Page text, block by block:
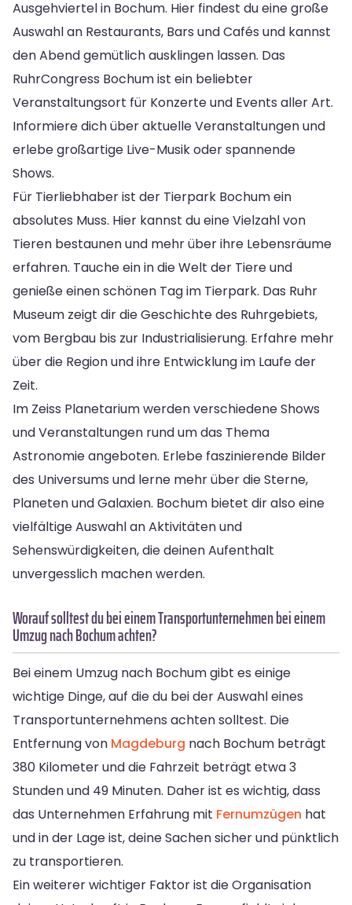
Ausgehviertel in Bochum. Hier findest du eine große
Auswahl an Restaurants, Bars und Cafés und kannst
den Abend gemütlich ausklingen lassen. Das
RuhrCongress Bochum ist ein beliebter
Veranstaltungsort für Konzerte und Events aller Art.
Informiere dich über aktuelle Veranstaltungen und
erlebe großartige Live-Musik oder spannende
Shows.
Für Tierliebhaber ist der Tierpark Bochum ein
absolutes Muss. Hier kannst du eine Vielzahl von
Tieren bestaunen und mehr über ihre Lebensräume
erfahren. Tauche ein in die Welt der Tiere und
genieße einen schönen Tag im Tierpark. Das Ruhr
Museum zeigt dir die Geschichte des Ruhrgebiets,
vom Bergbau bis zur Industrialisierung. Erfahre mehr
über die Region und ihre Entwicklung im Laufe der
Zeit.
Im Zeiss Planetarium werden verschiedene Shows
und Veranstaltungen rund um das Thema
Astronomie angeboten. Erlebe faszinierende Bilder
des Universums und lerne mehr über die Sterne,
Planeten und Galaxien. Bochum bietet dir also eine
vielfältige Auswahl an Aktivitäten und
Sehenswürdigkeiten, die deinen Aufenthalt
unvergesslich machen werden.
Worauf solltest du bei einem Transportunternehmen bei einem
Umzug nach Bochum achten?
Bei einem Umzug nach Bochum gibt es einige
wichtige Dinge, auf die du bei der Auswahl eines
Transportunternehmens achten solltest. Die
Entfernung von Magdeburg nach Bochum beträgt
380 Kilometer und die Fahrzeit beträgt etwa 3
Stunden und 49 Minuten. Daher ist es wichtig, dass
das Unternehmen Erfahrung mit Fernumzügen hat
und in der Lage ist, deine Sachen sicher und pünktlich
zu transportieren.
Ein weiterer wichtiger Faktor ist die Organisation